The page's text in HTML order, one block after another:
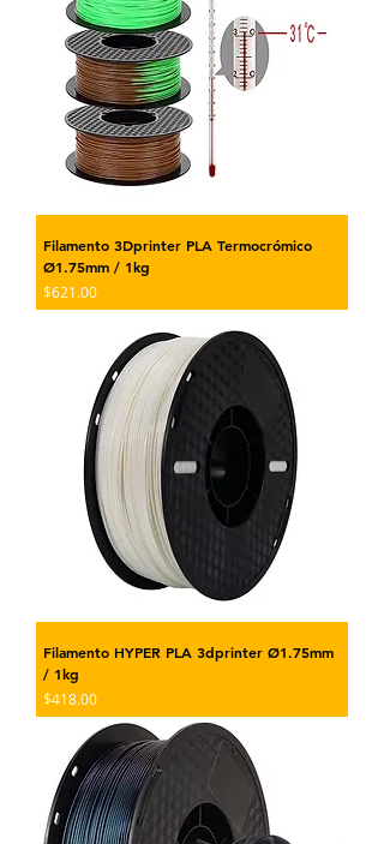
Filamento 3Dprinter PLA Termocrómico
Ø1.75mm / 1kg
Precio
$621.00
Filamento HYPER PLA 3dprinter Ø1.75mm
/ 1kg
Precio
$418.00